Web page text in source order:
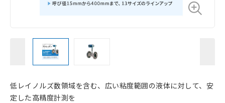
低レイノルズ数領域を含む、広い粘度範囲の液体に対して、安
定した高精度計測を